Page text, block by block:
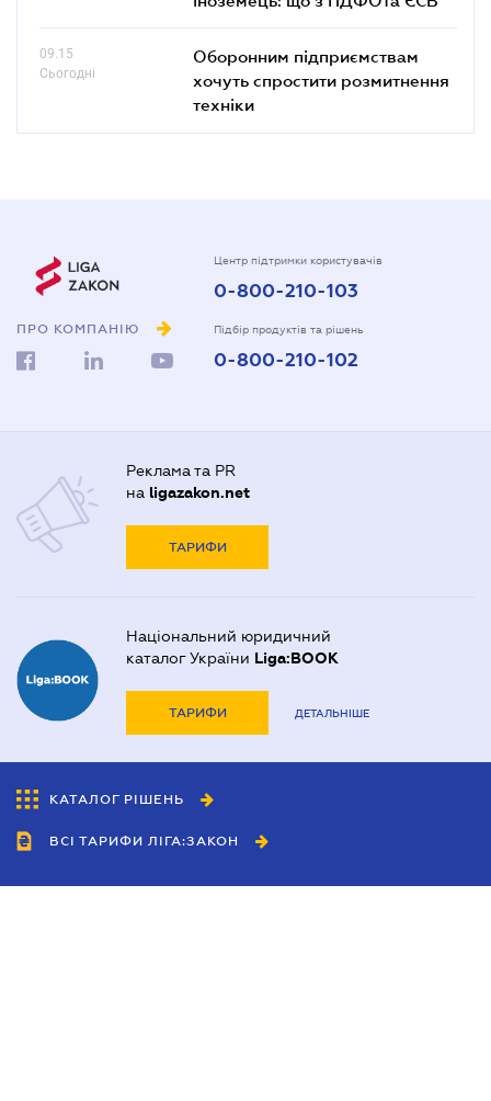
09.15
Сьогодні
Оборонним підприємствам
хочуть спростити розмитнення
техніки
ПРО КОМПАНІЮ
Центр підтримки користувачів
0-800-210-103
Підбір продуктів та рішень
0-800-210-102
Реклама та PR
на ligazakon.net
ТАРИФИ
Національний юридичний
каталог України Liga:BOOK
ТАРИФИ ДЕТАЛЬНІШЕ
КАТАЛОГ РІШЕНЬ
ВСІ ТАРИФИ ЛІГА:ЗАКОН